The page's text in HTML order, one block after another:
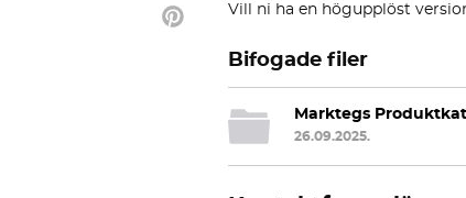
Vill ni ha en högupplöst
Bifogade filer
Marktegs
26.09.2025.